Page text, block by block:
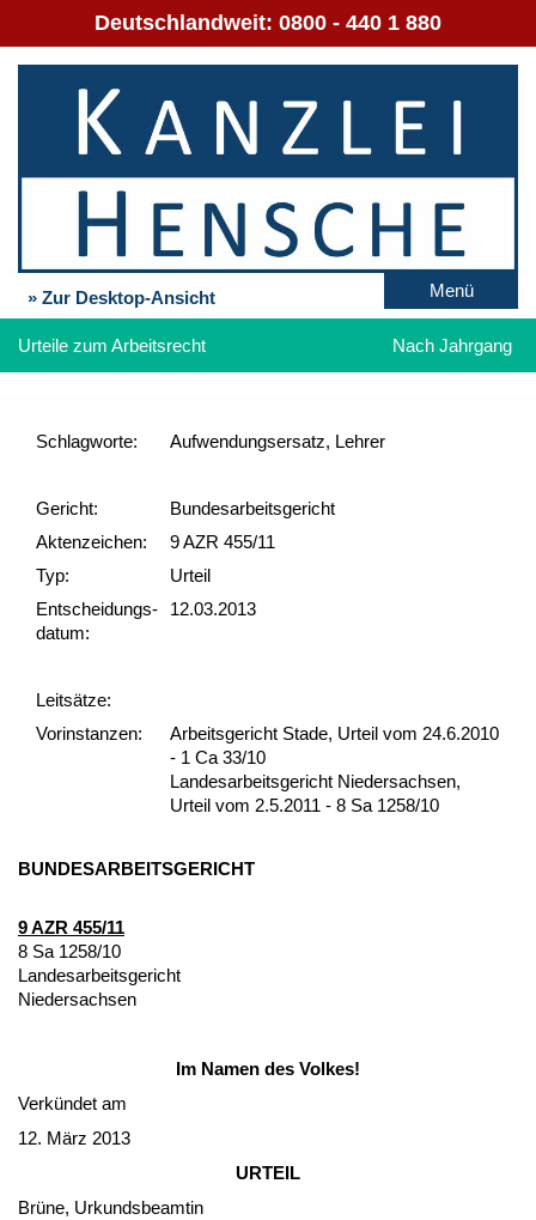
Deutschlandweit: 0800 - 440 1 880
» Zur Desktop-Ansicht Menü
Urteile zum Arbeitsrecht Nach Jahrgang
Schlag­worte: Aufwendungsersatz, Lehrer
Gericht:
Bundesarbeitsgericht
Akten­zeichen:
9 AZR 455/11
Typ:
Urteil
Ent­scheid­ungs­
datum:
12.03.2013
Leit­sätze:
Vor­ins­tan­zen:
Arbeitsgericht Stade, Urteil vom 24.6.2010
- 1 Ca 33/10
Landesarbeitsgericht Niedersachsen,
Urteil vom 2.5.2011 - 8 Sa 1258/10
BUN­DES­AR­BEITS­GERICHT
9 AZR 455/11
8 Sa 1258/10
Lan­des­ar­beits­ge­richt
Nie­der­sach­sen
Im Na­men des Vol­kes!
Verkündet am
12. März 2013
UR­TEIL
Brüne, Ur­kunds­be­am­tin